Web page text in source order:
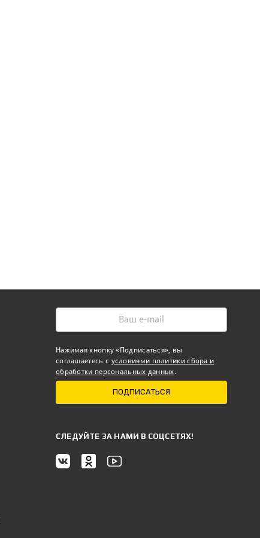
Нажимая кнопку «Подписаться», вы
соглашаетесь с условиями политики сбора и
обработки персональных данных.
ПОДПИСАТЬСЯ
CЛЕДУЙТЕ ЗА НАМИ В СОЦСЕТЯХ!